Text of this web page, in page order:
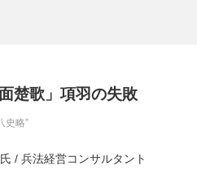
楚歌」項羽の失敗
史略”
/ 兵法経営コンサルタント